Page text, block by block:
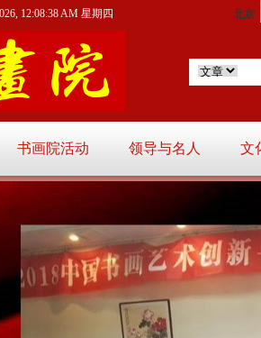
书画院活动 领导与名人 文
12:08:39 AM 星期四